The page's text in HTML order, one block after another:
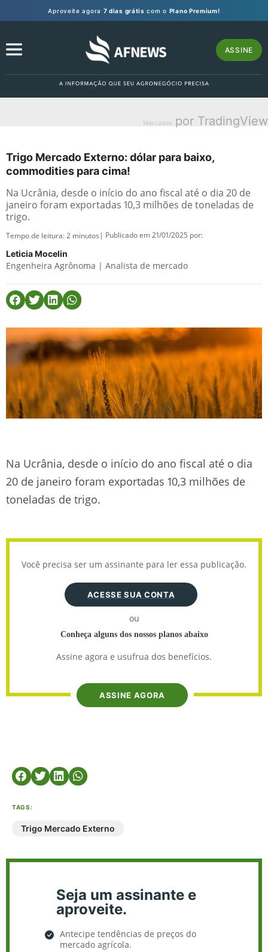
Aproveite agora 7 dias grátis com o Plano Premium!
ASSINE
Mercados por TradingView
Trigo Mercado Externo: dólar para baixo,
commodities para cima!
Na Ucrânia, desde o início do ano fiscal até o dia 20 de
janeiro foram exportadas 10,3 milhões de toneladas de
trigo.
Tempo de leitura:2 minutos | Publicado em 21/01/2025 por:
Leticia Mocelin
Engenheira Agrônoma | Analista de mercado
Na Ucrânia, desde o início do ano fiscal até o dia
20 de janeiro foram exportadas 10,3 milhões de
toneladas de trigo.
Você precisa ser um assinante para ler essa publicação.
ACESSE SUA CONTA
ou
Conheça alguns dos nossos planos abaixo
Assine agora e usufrua dos benefícios.
ASSINE AGORA
TAGS:
Trigo Mercado Externo
Seja um assinante e
aproveite.
Antecipe tendências de preços do
mercado agrícola.